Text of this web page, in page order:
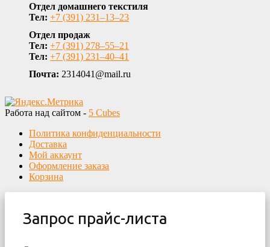
Отдел домашнего текстиля
Тел: +7 (391) 231‒13‒23
Отдел продаж
Тел: +7 (391) 278‒55‒21
Тел: +7 (391) 231‒40‒41
Почта: 2314041@mail.ru
Работа над сайтом - 5 Cubes
Политика конфиденциальности
Доставка
Мой аккаунт
Оформление заказа
Корзина
Запрос прайс-листа